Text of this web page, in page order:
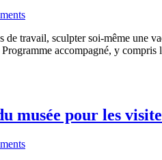
de travail, sculpter soi-même une
accompagné, y
musée pour les